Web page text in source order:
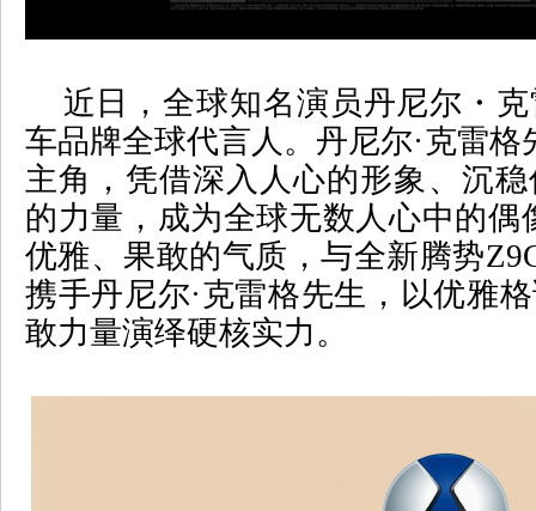
近日，全球知名演员丹尼尔・
车品牌全球代言人。丹尼尔·克雷格
主角，凭借深入人心的形象、沉
的力量，成为全球无数人心中的偶
优雅、果敢的气质，与全新腾势
携手丹尼尔·克雷格先生，以优雅
敢力量演绎硬核实力。